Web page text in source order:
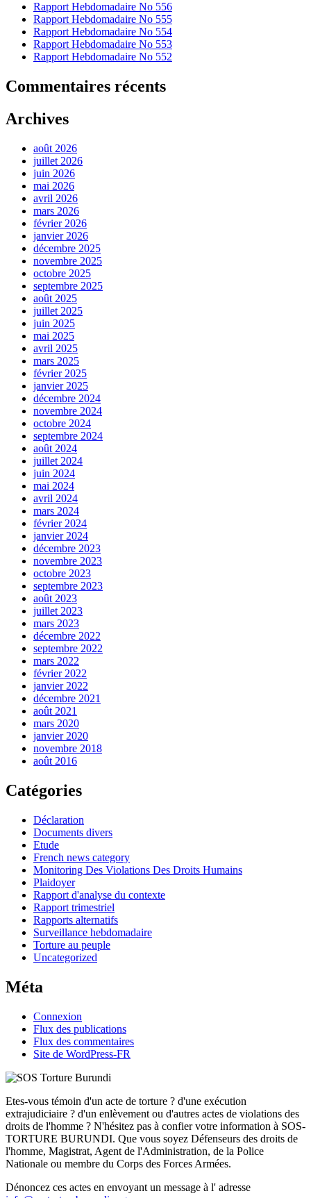
Rapport Hebdomadaire No 556
Rapport Hebdomadaire No 555
Rapport Hebdomadaire No 554
Rapport Hebdomadaire No 553
Rapport Hebdomadaire No 552
Commentaires récents
Archives
août 2026
juillet 2026
juin 2026
mai 2026
avril 2026
mars 2026
février 2026
janvier 2026
décembre 2025
novembre 2025
octobre 2025
septembre 2025
août 2025
juillet 2025
juin 2025
mai 2025
avril 2025
mars 2025
février 2025
janvier 2025
décembre 2024
novembre 2024
octobre 2024
septembre 2024
août 2024
juillet 2024
juin 2024
mai 2024
avril 2024
mars 2024
février 2024
janvier 2024
décembre 2023
novembre 2023
octobre 2023
septembre 2023
août 2023
juillet 2023
mars 2023
décembre 2022
septembre 2022
mars 2022
février 2022
janvier 2022
décembre 2021
août 2021
mars 2020
janvier 2020
novembre 2018
août 2016
Catégories
Déclaration
Documents divers
Etude
French news category
Monitoring Des Violations Des Droits Humains
Plaidoyer
Rapport d'analyse du contexte
Rapport trimestriel
Rapports alternatifs
Surveillance hebdomadaire
Torture au peuple
Uncategorized
Méta
Connexion
Flux des publications
Flux des commentaires
Site de WordPress-FR
Etes-vous témoin d'un acte de torture ? d'une exécution
extrajudiciaire ? d'un enlèvement ou d'autres actes de violations des
droits de l'homme ? N'hésitez pas à confier votre information à SOS-
TORTURE BURUNDI. Que vous soyez Défenseurs des droits de
l'homme, Magistrat, Agent de l'Administration, de la Police
Nationale ou membre du Corps des Forces Armées.
Dénoncez ces actes en envoyant un message à l' adresse